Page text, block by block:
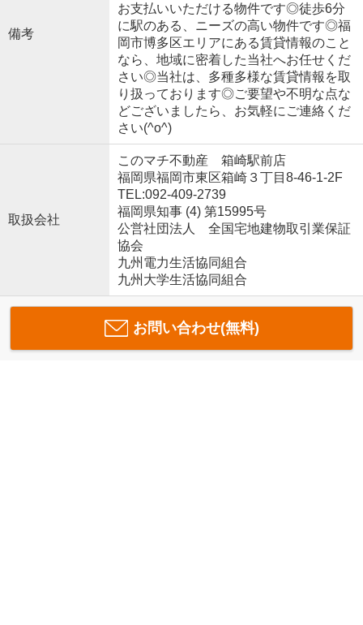
備考
お支払いいただける物件です◎徒歩6分
に駅のある、ニーズの高い物件です◎福
岡市博多区エリアにある賃貸情報のこと
なら、地域に密着した当社へお任せくだ
さい◎当社は、多種多様な賃貸情報を取
り扱っております◎ご要望や不明な点な
どございましたら、お気軽にご連絡くだ
さい(^o^)
取扱会社
このマチ不動産 箱崎駅前店
福岡県福岡市東区箱崎３丁目8-46-1-2F
TEL:092-409-2739
福岡県知事 (4) 第15995号
公営社団法人 全国宅地建物取引業保証
協会
九州電力生活協同組合
九州大学生活協同組合
お問い合わせ(無料)